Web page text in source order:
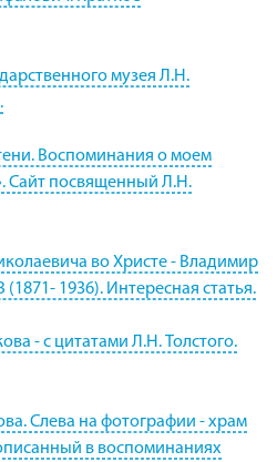
музея Л.Н.
Воспоминания о моем
Сайт посвященный Л.Н.
во Христе - Владимир
1936). Интересная статья.
- с цитатами Л.Н. Толстого.
Слева на фотографии - храм
в воспоминаниях